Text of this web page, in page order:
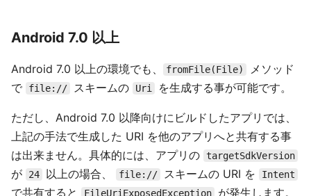
Android 7.0 以上
Android 7.0 以上の環境でも、 fromFile(File)
メソッド
で
file:// スキームの Uri を生成する事が可能です。
ただし、Android 7.0 以降向けにビルドしたアプリでは、
上記の手法で生成した URI を他のアプリへと共有する事
は出来ません。具体的には、アプリの
targetSdkVersion
が 24 以上の場合、 file:// スキームの URI を Intent
で共有すると FileUriExposedException が発生します。